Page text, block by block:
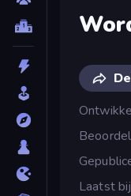
Laatst